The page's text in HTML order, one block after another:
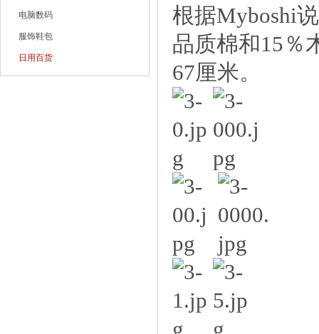
电脑数码
服饰鞋包
日用百货
根据Myboshi
品质棉和15％
67厘米。